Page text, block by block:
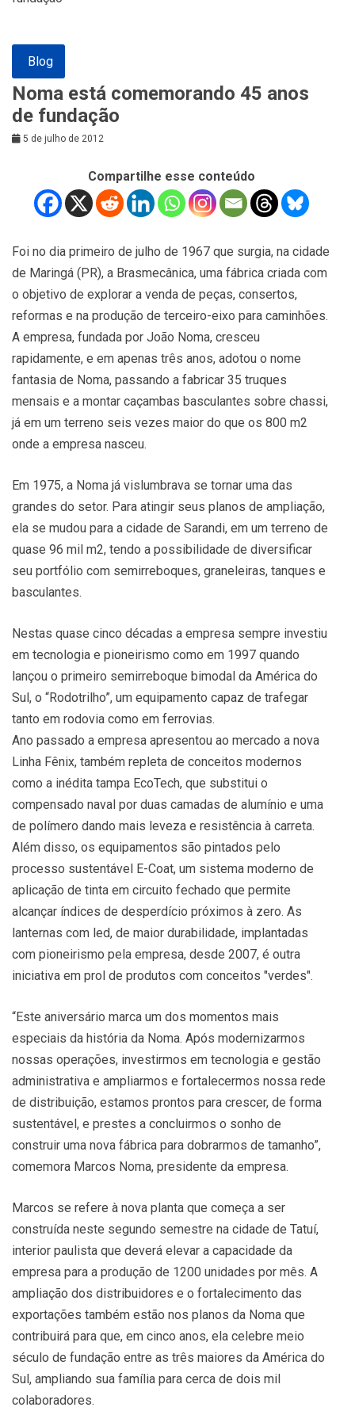
Blog
Noma está comemorando 45 anos
de fundação
5 de julho de 2012
Compartilhe esse conteúdo
Foi no dia primeiro de julho de 1967 que surgia, na cidade
de Maringá (PR), a Brasmecânica, uma fábrica criada com
o objetivo de explorar a venda de peças, consertos,
reformas e na produção de terceiro-eixo para caminhões.
A empresa, fundada por João Noma, cresceu
rapidamente, e em apenas três anos, adotou o nome
fantasia de Noma, passando a fabricar 35 truques
mensais e a montar caçambas basculantes sobre chassi,
já em um terreno seis vezes maior do que os 800 m2
onde a empresa nasceu.
Em 1975, a Noma já vislumbrava se tornar uma das
grandes do setor. Para atingir seus planos de ampliação,
ela se mudou para a cidade de Sarandi, em um terreno de
quase 96 mil m2, tendo a possibilidade de diversificar
seu portfólio com semirreboques, graneleiras, tanques e
basculantes.
Nestas quase cinco décadas a empresa sempre investiu
em tecnologia e pioneirismo como em 1997 quando
lançou o primeiro semirreboque bimodal da América do
Sul, o “Rodotrilho”, um equipamento capaz de trafegar
tanto em rodovia como em ferrovias.
Ano passado a empresa apresentou ao mercado a nova
Linha Fênix, também repleta de conceitos modernos
como a inédita tampa EcoTech, que substitui o
compensado naval por duas camadas de alumínio e uma
de polímero dando mais leveza e resistência à carreta.
Além disso, os equipamentos são pintados pelo
processo sustentável E-Coat, um sistema moderno de
aplicação de tinta em circuito fechado que permite
alcançar índices de desperdício próximos à zero. As
lanternas com led, de maior durabilidade, implantadas
com pioneirismo pela empresa, desde 2007, é outra
iniciativa em prol de produtos com conceitos "verdes".
“Este aniversário marca um dos momentos mais
especiais da história da Noma. Após modernizarmos
nossas operações, investirmos em tecnologia e gestão
administrativa e ampliarmos e fortalecermos nossa rede
de distribuição, estamos prontos para crescer, de forma
sustentável, e prestes a concluirmos o sonho de
construir uma nova fábrica para dobrarmos de tamanho”,
comemora Marcos Noma, presidente da empresa.
Marcos se refere à nova planta que começa a ser
construída neste segundo semestre na cidade de Tatuí,
interior paulista que deverá elevar a capacidade da
empresa para a produção de 1200 unidades por mês. A
ampliação dos distribuidores e o fortalecimento das
exportações também estão nos planos da Noma que
contribuirá para que, em cinco anos, ela celebre meio
século de fundação entre as três maiores da América do
Sul, ampliando sua família para cerca de dois mil
colaboradores.